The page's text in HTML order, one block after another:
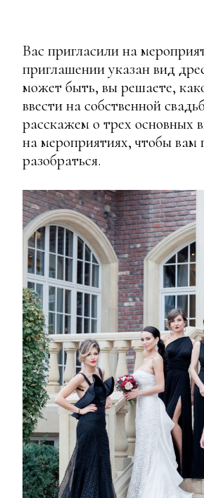
Вас пригласили на
приглашении указан вид
может быть, вы решаете,
ввести на собственной
расскажем о трех основных
на мероприятиях, чтобы
разобраться.